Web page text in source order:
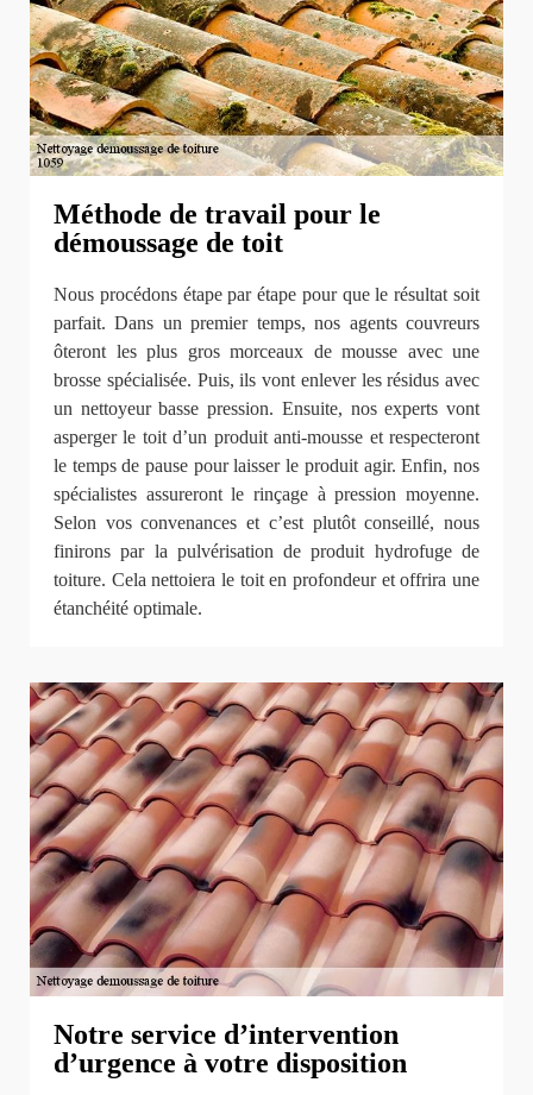
Méthode de travail pour le
démoussage de toit
Nous procédons étape par étape pour que le résultat soit
parfait. Dans un premier temps, nos agents couvreurs
ôteront les plus gros morceaux de mousse avec une
brosse spécialisée. Puis, ils vont enlever les résidus avec
un nettoyeur basse pression. Ensuite, nos experts vont
asperger le toit d’un produit anti-mousse et respecteront
le temps de pause pour laisser le produit agir. Enfin, nos
spécialistes assureront le rinçage à pression moyenne.
Selon vos convenances et c’est plutôt conseillé, nous
finirons par la pulvérisation de produit hydrofuge de
toiture. Cela nettoiera le toit en profondeur et offrira une
étanchéité optimale.
Notre service d’intervention
d’urgence à votre disposition